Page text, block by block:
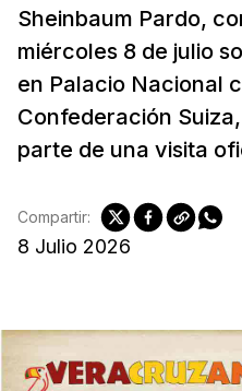
Sheinbaum Pardo,
miércoles 8 de julio
en Palacio Nacional
Confederación
parte de una visita
8 Julio 2026
Compartir: